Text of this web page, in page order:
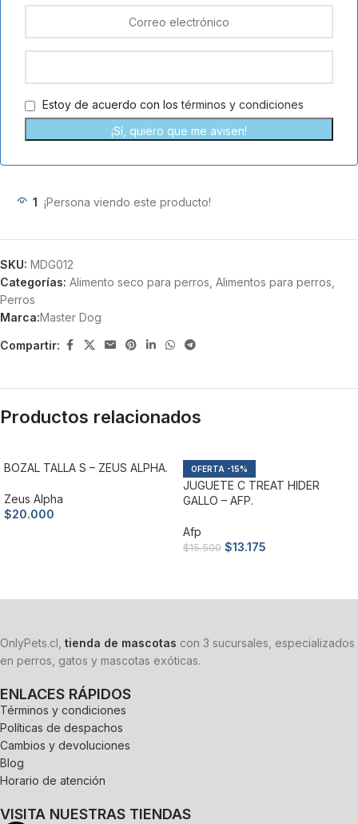
Estoy de acuerdo con lostérminos y condiciones
¡Sí, quiero que me avisen!
1 ¡Persona viendo este producto!
SKU: MDG012
Categorías: Alimento seco para perros Alimentos para perros
Perros
Marca:Master Dog
Compartir:
Productos relacionados
BOZAL TALLA S – ZEUS ALPHA.
Zeus Alpha
$20.000
-15%
JUGUETE C TREAT HIDER
GALLO – AFP.
Afp
$15.500 $13.175
OnlyPets.cl, tienda de mascotas con 3 sucursales, especializados
en perros, gatos y mascotas exóticas.
ENLACES RÁPIDOS
Términos y condiciones
Políticas de despachos
Cambios y devoluciones
Blog
Horario de atención
VISITA NUESTRAS TIENDAS